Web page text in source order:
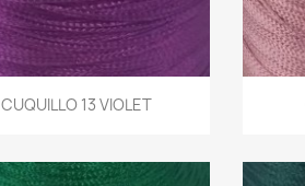
CUQUILLO 13 VIOLET
Aperçu rapide